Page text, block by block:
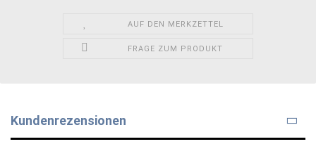
AUF DEN MERKZETTEL
FRAGE ZUM PRODUKT
Kundenrezensionen